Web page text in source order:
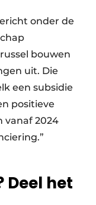
onder de
bouwen
uit. Die
een subsidie
positieve
vanaf 2024
het